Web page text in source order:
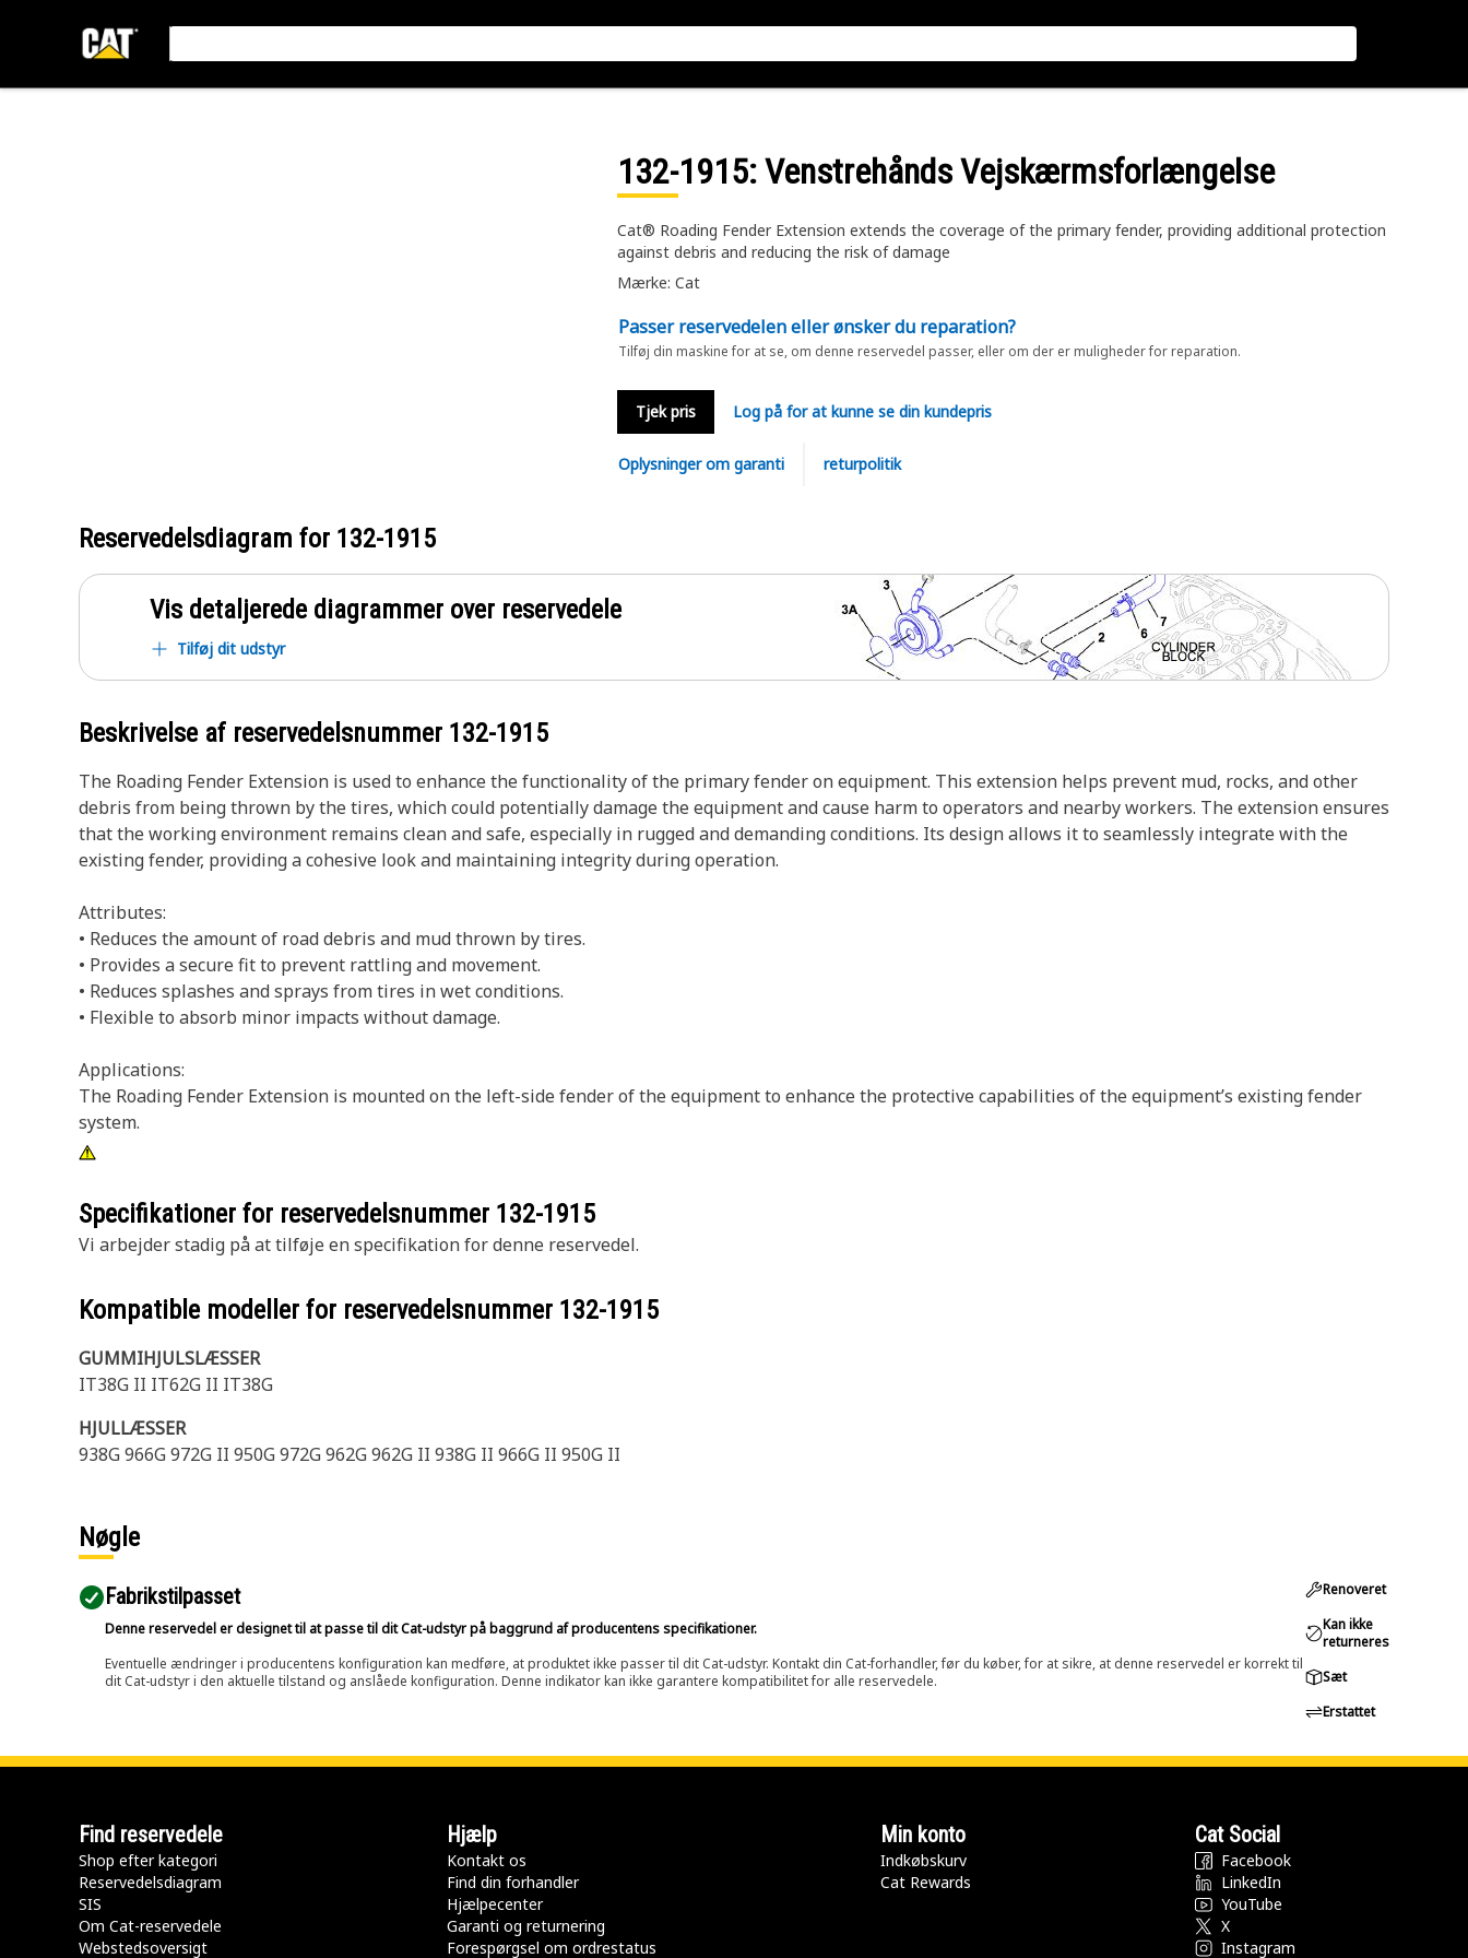
132-1915: Venstrehånds Vejskærmsforlængelse
Cat® Roading Fender Extension extends the coverage of the primary fender, providing additional protection
against debris and reducing the risk of damage
Mærke: Cat
Passer reservedelen eller ønsker du reparation?
Tilføj din maskine for at se, om denne reservedel passer, eller om der er muligheder for reparation.
Tjek pris Log på for at kunne se din kundepris
Oplysninger om garanti returpolitik
Reservedelsdiagram for 132-1915
Vis detaljerede diagrammer over reservedele
Tilføj dit udstyr
Beskrivelse af reservedelsnummer 132-1915
The Roading Fender Extension is used to enhance the functionality of the primary fender on equipment. This extension helps prevent mud, rocks, and other
debris from being thrown by the tires, which could potentially damage the equipment and cause harm to operators and nearby workers. The extension ensures
that the working environment remains clean and safe, especially in rugged and demanding conditions. Its design allows it to seamlessly integrate with the
existing fender, providing a cohesive look and maintaining integrity during operation.
Attributes:
• Reduces the amount of road debris and mud thrown by tires.
• Provides a secure fit to prevent rattling and movement.
• Reduces splashes and sprays from tires in wet conditions.
• Flexible to absorb minor impacts without damage.
Applications:
The Roading Fender Extension is mounted on the left-side fender of the equipment to enhance the protective capabilities of the equipment’s existing fender
system.
Specifikationer for reservedelsnummer 132-1915
Vi arbejder stadig på at tilføje en specifikation for denne reservedel.
Kompatible modeller for reservedelsnummer 132-1915
GUMMIHJULSLÆSSER
IT38G II IT62G II IT38G
HJULLÆSSER
938G 966G 972G II 950G 972G 962G 962G II 938G II 966G II 950G II
Nøgle
Fabrikstilpasset
Denne reservedel er designet til at passe til dit Cat-udstyr på baggrund af producentens specifikationer.
Eventuelle ændringer i producentens konfiguration kan medføre, at produktet ikke passer til dit Cat-udstyr. Kontakt din Cat-forhandler, før du køber, for at sikre, at denne reservedel er korrekt til
dit Cat-udstyr i den aktuelle tilstand og anslåede konfiguration. Denne indikator kan ikke garantere kompatibilitet for alle reservedele.
Renoveret
Kan ikke
returneres
Sæt
Erstattet
Find reservedele
Shop efter kategori
Reservedelsdiagram
SIS
Om Cat-reservedele
Webstedsoversigt
Hjælp
Kontakt os
Find din forhandler
Hjælpecenter
Garanti og returnering
Forespørgsel om ordrestatus
Min konto
Indkøbskurv
Cat Rewards
Cat Social
Facebook
LinkedIn
YouTube
X
Instagram